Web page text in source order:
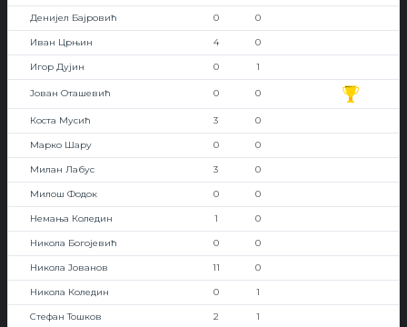
Денијел Бајровић 0 0
Иван Црњин 4 0
Игор Дујин 0 1
Јован Оташевић 0 0
Коста Мусић 3 0
Марко Шару 0 0
Милан Лабус 3 0
Милош Фодок 0 0
Немања Коледин 1 0
Никола Богојевић 0 0
Никола Јованов 11 0
Никола Коледин 0 1
Стефан Тошков 2 1